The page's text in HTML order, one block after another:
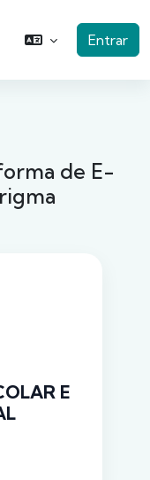
Entrar
de E-
E